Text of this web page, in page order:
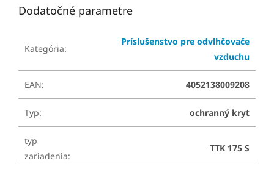
Dodatočné parametre
Kategória:
Príslušenstvo pre odvlhčovače
vzduchu
EAN: 4052138009208
Typ: ochranný kryt
typ
zariadenia:
TTK 175 S